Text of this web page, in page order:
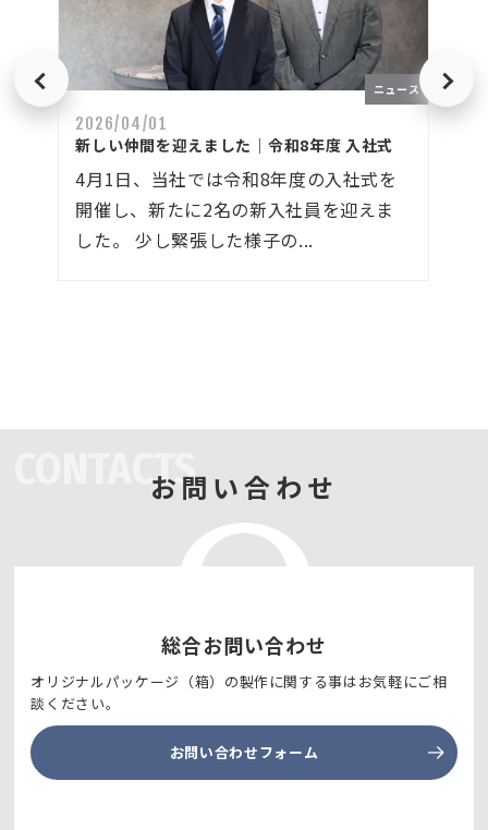
Previous
2026/04/01
新しい仲間を迎えました｜令和8年度 入社式
4月1日、当社では令和8年度の入社式を
開催し、新たに2名の新入社員を迎えま
した。 少し緊張した様子の...
ニュース Next
お問い合わせ
CONTACTS
総合お問い合わせ
オリジナルパッケージ（箱）の製作に関する事はお気軽にご相
談ください。
お問い合わせフォーム